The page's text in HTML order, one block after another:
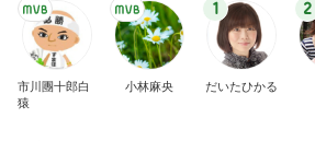
市川團十郎白
猿
小林麻央
1
だいたひかる
2